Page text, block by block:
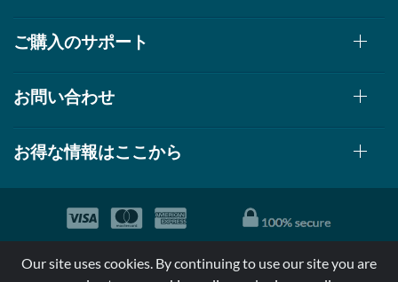
ご購入のサポート
お問い合わせ
お得な情報はここから
*特定商品についての効果効能は米国食品医療局により評価されて
Our site uses cookies. By continuing to use our site you are